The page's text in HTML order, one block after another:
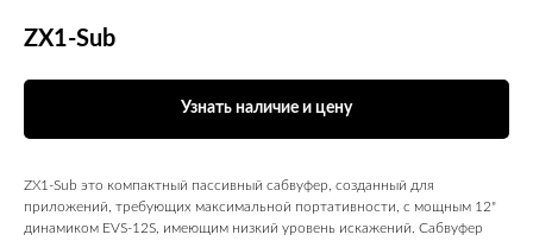
ZX1-Sub
Узнать наличие и цену
ZX1‑Sub это компактный пассивный сабвуфер, созданный для
приложений, требующих максимальной портативности, с мощным 12"
динамиком EVS-12S, имеющим низкий уровень искажений. Сабвуфер